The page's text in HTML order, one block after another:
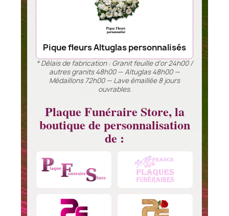
Pique fleurs Altuglas personnalisés
* Délais de fabrication : Granit feuille d’or 24h00 /
autres granits 48h00 — Altuglas 48h00 —
Médaillons 72h00 — Lave émaillée 8 jours
ouvrables.
Plaque Funéraire Store, la
boutique de personnalisation
de :